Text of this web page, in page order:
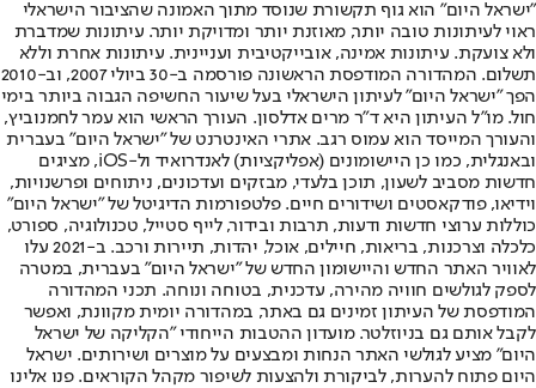
"ישראל היום" הוא גוף תקשורת שנוסד מתוך האמונה שהציבור הישראלי
ראוי לעיתונות טובה יותר, מאוזנת יותר ומדויקת יותר. עיתונות שמדברת
ולא צועקת. עיתונות אמינה, אובייקטיבית ועניינית. עיתונות אחרת וללא
תשלום. המהדורה המודפסת הראשונה פורסמה ב-30 ביולי 2007, וב-2010
הפך "ישראל היום" לעיתון הישראלי בעל שיעור החשיפה הגבוה ביותר בימי
חול. מו"ל העיתון היא ד"ר מרים אדלסון. העורך הראשי הוא עמר לחמנוביץ,
והעורך המייסד הוא עמוס רגב. אתרי האינטרנט של "ישראל היום" בעברית
ובאנגלית, כמו כן היישומונים (אפליקציות) לאנדרואיד ול-iOS, מציגים
חדשות מסביב לשעון, תוכן בלעדי, מבזקים ועדכונים, ניתוחים ופרשנויות,
וידיאו, פודקאסטים ושידורים חיים. פלטפורמות הדיגיטל של "ישראל היום"
כוללות ערוצי חדשות ודעות, תרבות ובידור, לייף סטייל, טכנולוגיה, ספורט,
כלכלה וצרכנות, בריאות, חיילים, אוכל, יהדות, תיירות ורכב. ב-2021 עלו
לאוויר האתר החדש והיישומון החדש של "ישראל היום" בעברית, במטרה
לספק לגולשים חוויה מהירה, עדכנית, בטוחה ונוחה. תכני המהדורה
המודפסת של העיתון זמינים גם באתר, במהדורה יומית מקוונת, ואפשר
לקבל אותם גם בניוזלטר. מועדון ההטבות הייחודי "הקליקה של ישראל
היום" מציע לגולשי האתר הנחות ומבצעים על מוצרים ושירותים. ישראל
היום פתוח להערות, לביקורת ולהצעות לשיפור מקהל הקוראים. פנו אלינו